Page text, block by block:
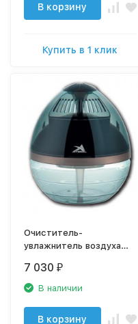
В корзину
Купить в 1 клик
Очиститель-
увлажнитель воздуха
7 030 ₽
В наличии
В корзину